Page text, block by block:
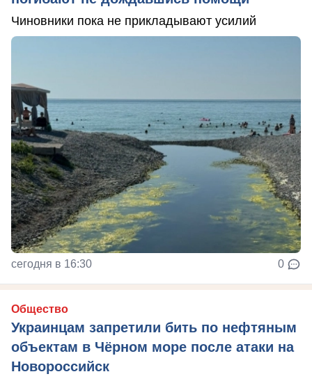
Чиновники пока не прикладывают усилий
сегодня в 16:30 0
Общество
Украинцам запретили бить по нефтяным
объектам в Чёрном море после атаки на
Новороссийск